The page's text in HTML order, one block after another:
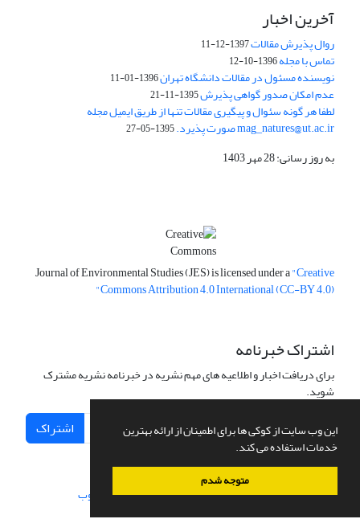
این وب سایت از کوکی ها برای اطمینان از ارائه بهترین
خدمات استفاده می کند.
متوجه شدم
آخرین اخبار
روال پذیرش مقالات1397-12-11
تماس با مجله1396-10-12
نویسنده مسئول در مقالات دانشگاه تهران1396-01-11
عدم امکان صدور گواهی پذیرش1395-11-21
لطفا هر گونه سئوال و پیگیری مقالات تنها از طریق ایمیل مجله
mag_natures@ut.ac.ir صورت پذیرد. 1395-05-27
به روز رسانی: 28 مهر 1403
Journal of Environmental Studies (JES) is licensed under a"Creative
Commons Attribution 4.0 International (CC-BY 4.0)"
اشتراک خبرنامه
برای دریافت اخبار و اطلاعیه های مهم نشریه در خبرنامه نشریه مشترک
شوید.
اشتراک
سامانه مدیریت نشریات علمی.طراحی و پیاده سازی از سیناوب